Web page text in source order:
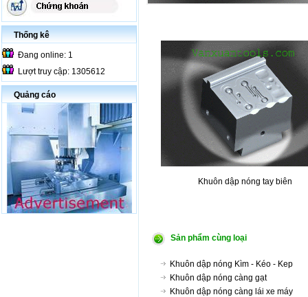
Thống kê
Đang online: 1
Lượt truy cập: 1305612
Quảng cáo
Khuôn dập nóng tay biên
Sản phẩm cùng loại
Khuôn dập nóng Kìm - Kéo - Kep
Khuôn dập nóng càng gạt
Khuôn dập nóng càng lái xe máy